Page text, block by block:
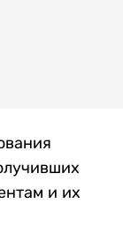
и их